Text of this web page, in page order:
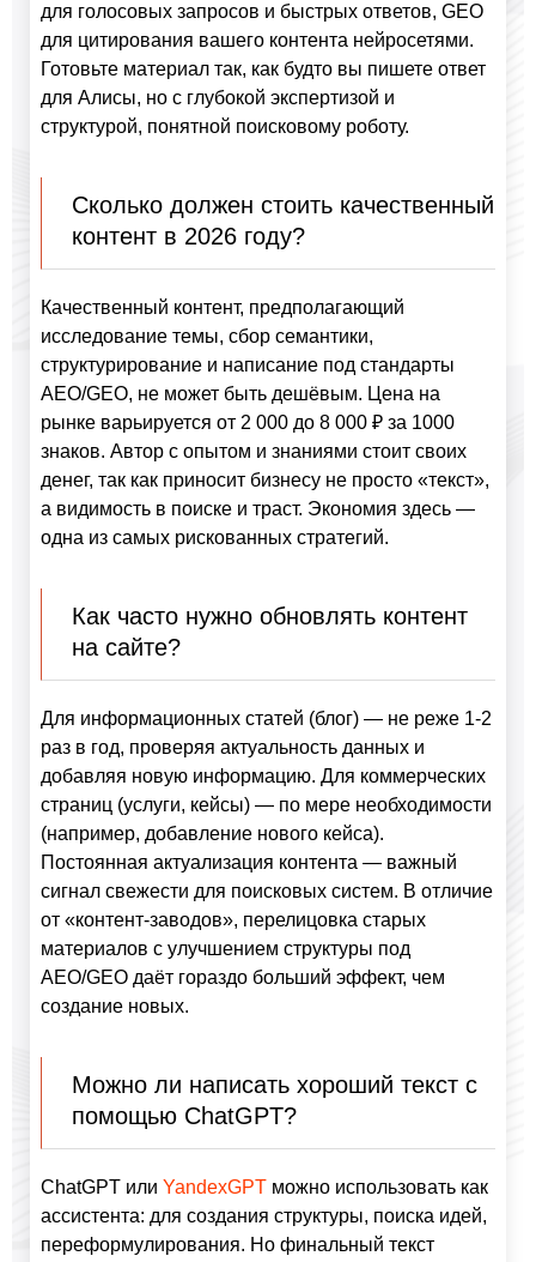
для голосовых запросов и быстрых ответов, GEO
для цитирования вашего контента нейросетями.
Готовьте материал так, как будто вы пишете ответ
для Алисы, но с глубокой экспертизой и
структурой, понятной поисковому роботу.
Сколько должен стоить качественный
контент в 2026 году?
Качественный контент, предполагающий
исследование темы, сбор семантики,
структурирование и написание под стандарты
AEO/GEO, не может быть дешёвым. Цена на
рынке варьируется от 2 000 до 8 000 ₽ за 1000
знаков. Автор с опытом и знаниями стоит своих
денег, так как приносит бизнесу не просто «текст»,
а видимость в поиске и траст. Экономия здесь —
одна из самых рискованных стратегий.
Как часто нужно обновлять контент
на сайте?
Для информационных статей (блог) — не реже 1-2
раз в год, проверяя актуальность данных и
добавляя новую информацию. Для коммерческих
страниц (услуги, кейсы) — по мере необходимости
(например, добавление нового кейса).
Постоянная актуализация контента — важный
сигнал свежести для поисковых систем. В отличие
от «контент-заводов», перелицовка старых
материалов с улучшением структуры под
AEO/GEO даёт гораздо больший эффект, чем
создание новых.
Можно ли написать хороший текст с
помощью ChatGPT?
ChatGPT или YandexGPT можно использовать как
ассистента: для создания структуры, поиска идей,
переформулирования. Но финальный текст